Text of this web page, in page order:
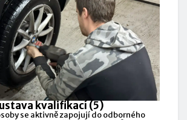
kvalifikací (5)
se aktivně zapojují do odborného